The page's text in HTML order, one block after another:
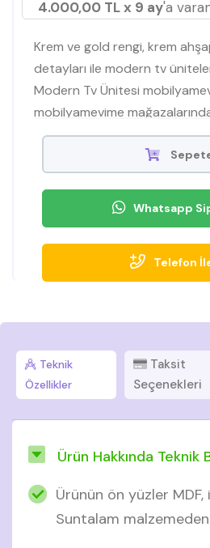
4.000,00 TL x 9 ay'a
Krem ve gold rengi, krem
detayları ile modern tv
Modern Tv Ünitesi
mobilyamevime
Whatsapp
Telefon
Teknik
Özellikler
Taksit
Seçenekleri
Ürün Hakkında Teknik
Ürünün ön yüzler MDF,
Suntalam